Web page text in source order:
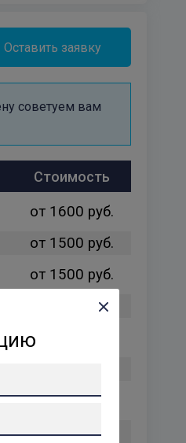
Оставить заявку
советуем вам
Стоимость
от 1600 руб.
от 1500 руб.
от 1500 руб.
от 1400 руб.
от 1400 руб.
от 1200 руб.
от 1200 руб.